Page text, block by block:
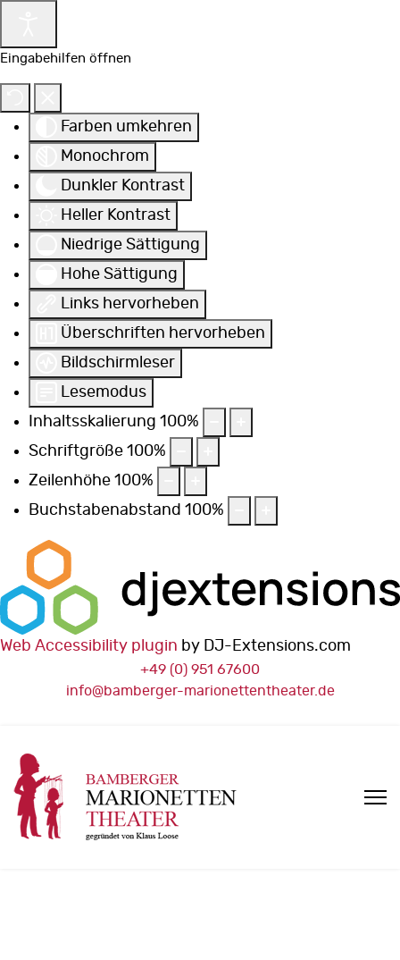
Eingabehilfen öffnen
Farben umkehren
Monochrom
Dunkler Kontrast
Heller Kontrast
Niedrige Sättigung
Hohe Sättigung
Links hervorheben
Überschriften hervorheben
Bildschirmleser
Lesemodus
Inhaltsskalierung 100%
Schriftgröße 100%
Zeilenhöhe 100%
Buchstabenabstand 100%
Web Accessibility plugin by DJ-Extensions.com
+49 (0) 951 67600
info@bamberger-marionettentheater.de